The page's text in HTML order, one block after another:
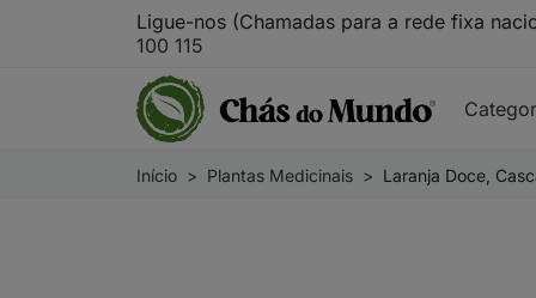
Ligue-nos (Chamadas para a rede fixa
100 115
Início Plantas Medicinais Laranja Doce,